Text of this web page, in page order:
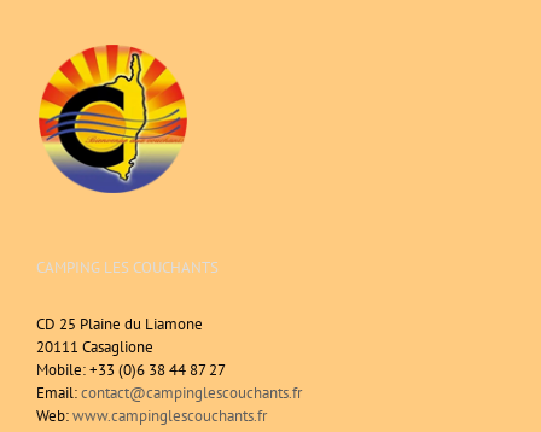
CAMPING LES COUCHANTS
CD 25 Plaine du Liamone
20111 Casaglione
Mobile: +33 (0)6 38 44 87 27
Email:contact@campinglescouchants.fr
Web:www.campinglescouchants.fr